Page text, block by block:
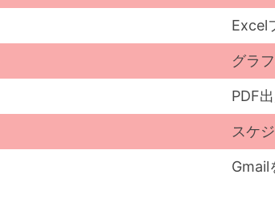
Excel
グラ
PDF
スケ
Gmail